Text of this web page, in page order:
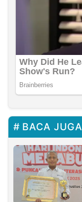
BACA JUGA